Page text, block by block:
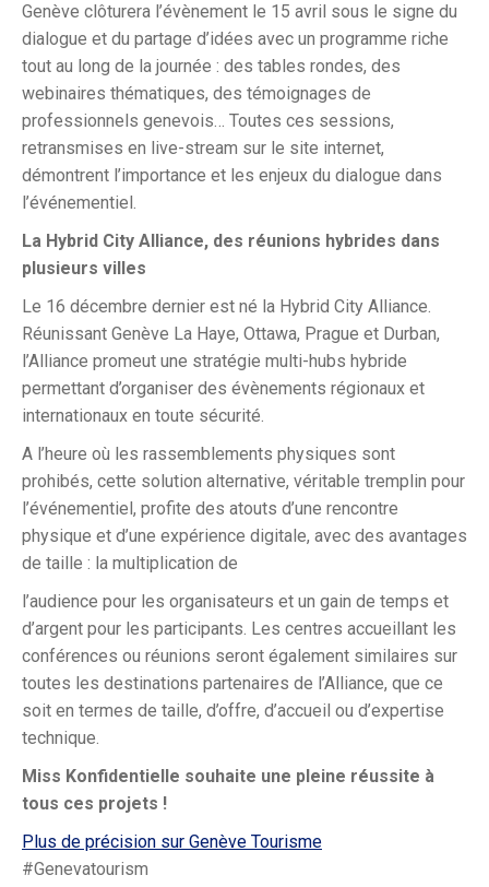
Genève clôturera l’évènement le 15 avril sous le signe du
dialogue et du partage d’idées avec un programme riche
tout au long de la journée : des tables rondes, des
webinaires thématiques, des témoignages de
professionnels genevois… Toutes ces sessions,
retransmises en live-stream sur le site internet,
démontrent l’importance et les enjeux du dialogue dans
l’événementiel.
La Hybrid City Alliance, des réunions hybrides dans
plusieurs villes
Le 16 décembre dernier est né la Hybrid City Alliance.
Réunissant Genève La Haye, Ottawa, Prague et Durban,
l’Alliance promeut une stratégie multi-hubs hybride
permettant d’organiser des évènements régionaux et
internationaux en toute sécurité.
A l’heure où les rassemblements physiques sont
prohibés, cette solution alternative, véritable tremplin pour
l’événementiel, profite des atouts d’une rencontre
physique et d’une expérience digitale, avec des avantages
de taille : la multiplication de
l’audience pour les organisateurs et un gain de temps et
d’argent pour les participants. Les centres accueillant les
conférences ou réunions seront également similaires sur
toutes les destinations partenaires de l’Alliance, que ce
soit en termes de taille, d’offre, d’accueil ou d’expertise
technique.
Miss Konfidentielle souhaite une pleine réussite à
tous ces projets !
Plus de précision sur Genève Tourisme
#Genevatourism